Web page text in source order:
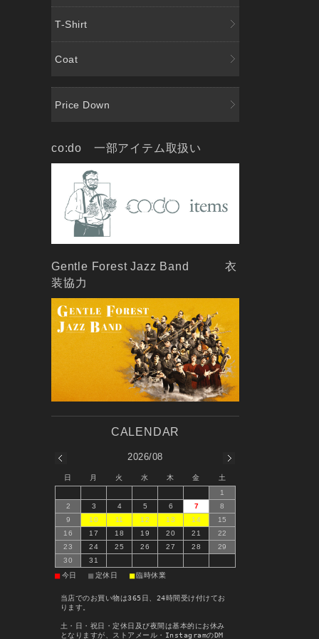
T-Shirt
Coat
Price Down
co:do 一部アイテム取扱い
Gentle Forest Jazz Band 衣
装協力
2026/08
日 月 火 水 木 金
土
1
2
3 4 5 6 7
8
9
10 11 12 13 14
15
16
17 18 19 20 21
22
23
24 25 26 27 28
29
30
31
■ 今日 ■ 定休日 ■臨時休業
当店でのお買い物は365日、24時間受け付けてお
ります。
土・日・祝日・定休日及び夜間は基本的にお休み
となりますが、ストアメール・InstagramのDM